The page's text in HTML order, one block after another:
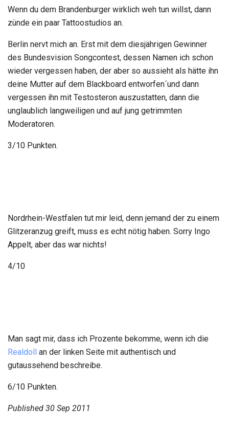
Wenn du dem Brandenburger wirklich weh tun willst, dann
zünde ein paar Tattoostudios an.
Berlin nervt mich an. Erst mit dem diesjährigen Gewinner
des Bundesvision Songcontest, dessen Namen ich schon
wieder vergessen haben, der aber so aussieht als hätte ihn
deine Mutter auf dem Blackboard entworfen´und dann
vergessen ihn mit Testosteron auszustatten, dann die
unglaublich langweiligen und auf jung getrimmten
Moderatoren.
3/10 Punkten.
Nordrhein-Westfalen tut mir leid, denn jemand der zu einem
Glitzeranzug greift, muss es echt nötig haben. Sorry Ingo
Appelt, aber das war nichts!
4/10
Man sagt mir, dass ich Prozente bekomme, wenn ich die
Realdoll an der linken Seite mit authentisch und
gutaussehend beschreibe.
6/10 Punkten.
Published 30 Sep 2011